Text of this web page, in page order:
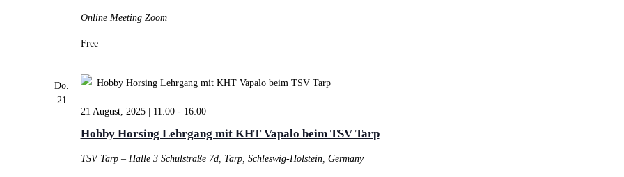
Online Meeting Zoom
Free
Do.
21
Hobby Horsing Lehrgang mit KHT Vapalo beim TSV Tarp
21 August, 2025 | 11:00- 16:00
TSV Tarp – Halle 3 Schulstraße 7d, Tarp, Schleswig-Holstein, Germany